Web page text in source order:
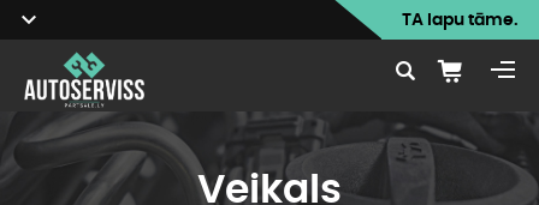
TA lapu tāme.
Veikals